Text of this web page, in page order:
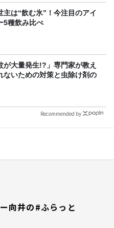
主は“飲む氷”！今注目のアイ
5種飲み比べ
が大量発生!?」専門家が教え
ないための対策と虫除け剤の
Recommended by
向井の#ふらっと